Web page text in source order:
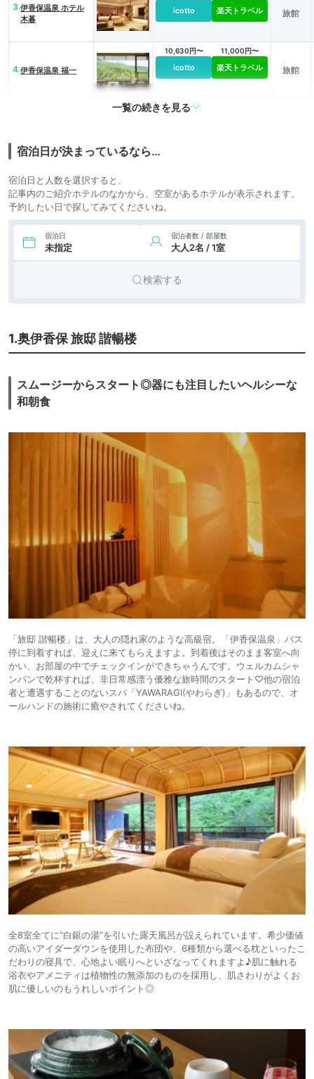
3.伊香保温泉 ホテル
木暮
icotto 楽天トラベル 旅館
4.伊香保温泉 福一
10,630円〜
icotto
11,000円〜
楽天トラベル 旅館
11,797円〜
6.伊香保温泉 あかり
の宿 おかべ
伊香保温泉 ホテル
松本楼
icotto
14,000円〜
楽天トラベル
Premium 伊香保
18,205円〜
9. icotto 楽天トラベル 旅館
10.
49,800円〜 22,000円〜
icotto
11,600円〜
楽天トラベル
一覧の続きを見る
宿泊日が決まっているなら…
宿泊日と人数を選択すると、
記事内のご紹介ホテルのなかから、空室があるホテルが表示されます。
予約したい日で探してみてくださいね。
宿泊日
未指定
宿泊者数 / 部屋数
大人2名 / 1室
検索する
1.奥伊香保 旅邸 諧暢楼
スムージーからスタート◎器にも注目したいヘルシーな
和朝食
「旅邸 諧暢楼」は、大人の隠れ家のような高級宿。「伊香保温泉」バス
停に到着すれば、迎えに来てもらえますよ。到着後はそのまま客室へ向
かい、お部屋の中でチェックインができちゃうんです。ウェルカムシャ
ンパンで乾杯すれば、非日常感漂う優雅な旅時間のスタート♡他の宿泊
者と遭遇することのないスパ「YAWARAGI(やわらぎ)」もあるので、オ
ールハンドの施術に癒やされてくださいね。
全8室全てに“白銀の湯”を引いた露天風呂が設えられています。希少価値
の高いアイダーダウンを使用した布団や、6種類から選べる枕といったこ
だわりの寝具で、心地よい眠りへといざなってくれますよ♪肌に触れる
浴衣やアメニティは植物性の無添加のものを採用し、肌さわりがよくお
肌に優しいのもうれしいポイント◎